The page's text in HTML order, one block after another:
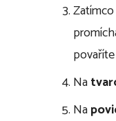
Na
Na